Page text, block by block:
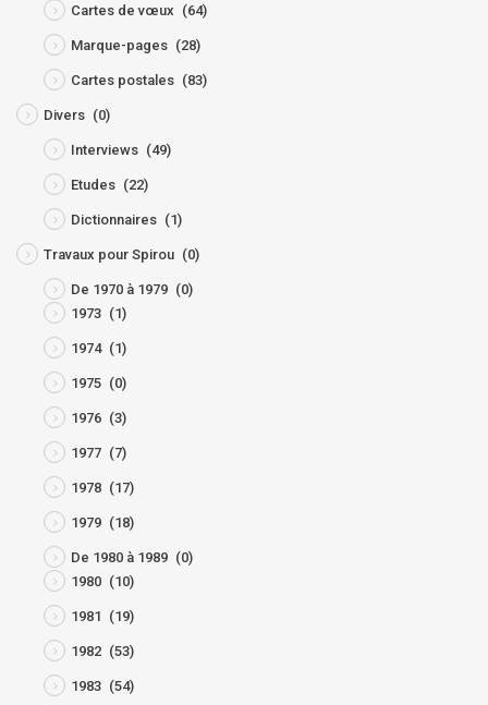
Cartes de vœux (64)
Marque-pages (28)
Cartes postales (83)
Divers (0)
Interviews (49)
Etudes (22)
Dictionnaires (1)
Travaux pour Spirou (0)
De 1970 à 1979 (0)
1973 (1)
1974 (1)
1975 (0)
1976 (3)
1977 (7)
1978 (17)
1979 (18)
De 1980 à 1989 (0)
1980 (10)
1981 (19)
1982 (53)
1983 (54)